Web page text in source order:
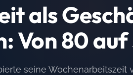
als
Von 80
seine Wochenarbeitszeit